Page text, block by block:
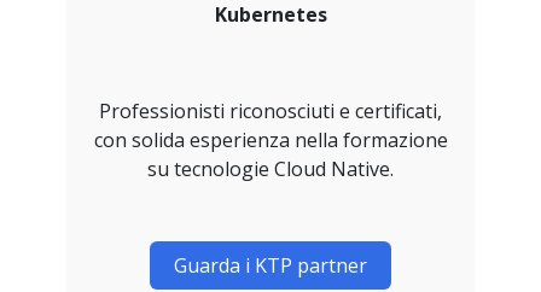
Kubernetes
Professionisti riconosciuti e certificati,
con solida esperienza nella formazione
su tecnologie Cloud Native.
Guarda i KTP partner